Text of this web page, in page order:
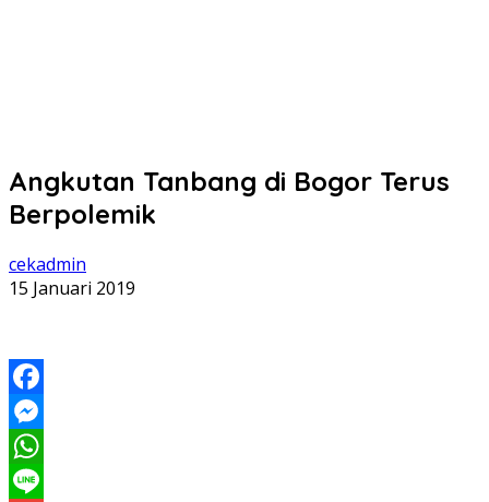
Angkutan Tanbang di Bogor Terus
Berpolemik
cekadmin
15 Januari 2019
Facebook
Messenger
WhatsApp